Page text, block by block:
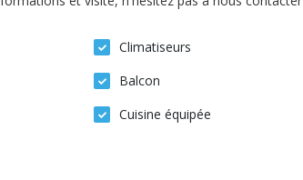
Climatiseurs
Balcon
Cuisine équipée